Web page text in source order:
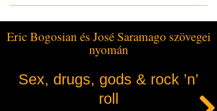
Eric Bogosian és José Saramago szövegei
nyomán
Sex, drugs, gods & rock ’n’
roll